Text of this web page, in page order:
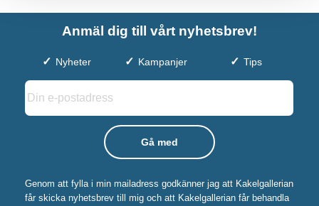
Anmäl dig till vårt nyhetsbrev!
Nyheter Kampanjer Tips
Genom att fylla i min mailadress godkänner jag att Kakelgallerian
får skicka nyhetsbrev till mig och att Kakelgallerian får behandla